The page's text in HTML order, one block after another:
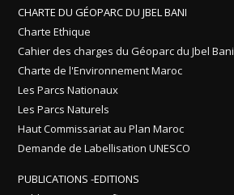
CHARTE DU GÉOPARC DU JBEL BANI
Charte Ethique
Cahier des charges du Géoparc du Jbel Bani
Charte de l'Environnement Maroc
Les Parcs Nationaux
Les Parcs Naturels
Haut Commissariat au Plan Maroc
Demande de Labellisation UNESCO
PUBLICATIONS -EDITIONS